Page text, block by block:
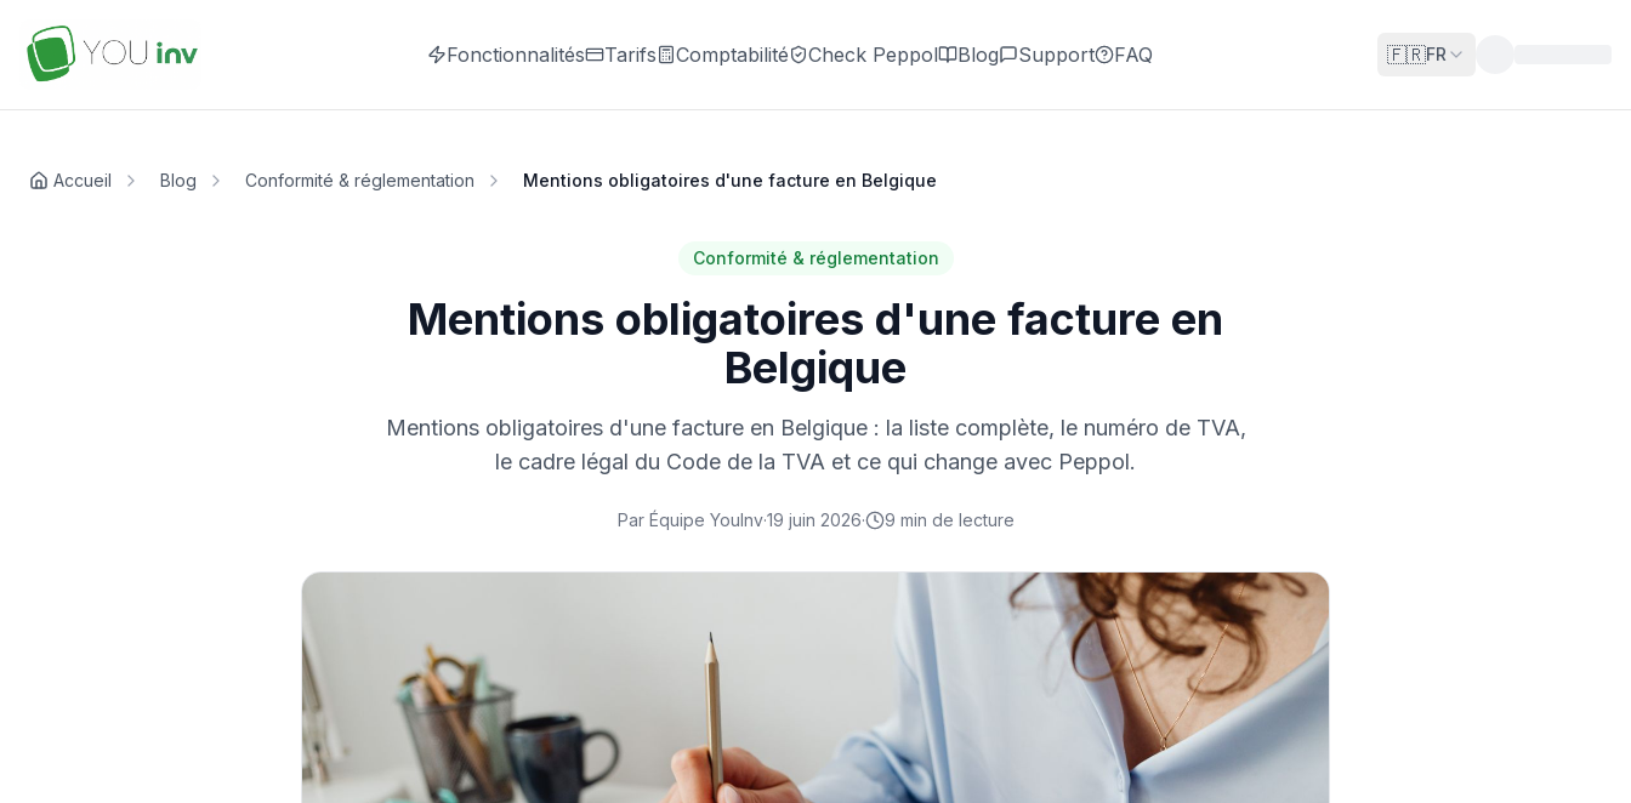
Fonctionnalités Tarifs Comptabilité Check Peppol Blog Support FAQ 🇫🇷FR
Accueil Blog Conformité & réglementation Mentions obligatoires d'une facture en Belgique
Conformité & réglementation
Mentions obligatoires d'une facture en
Belgique
Mentions obligatoires d'une facture en Belgique : la liste complète, le numéro de TVA,
le cadre légal du Code de la TVA et ce qui change avec Peppol.
Par Équipe YouInv·19 juin 2026· 9 min de lecture